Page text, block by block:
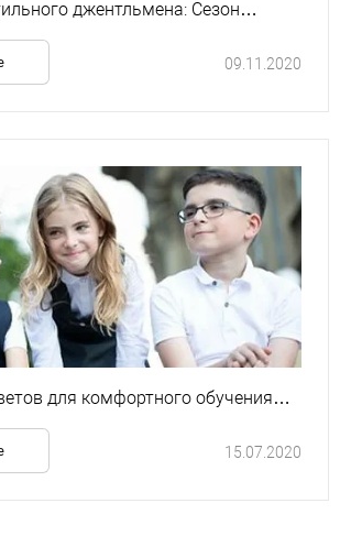
джентльмена: Сезон
09.11.2020
для комфортного обучения
15.07.2020